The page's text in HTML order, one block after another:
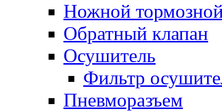
Ножной
Обратный клапан
Осушитель
Фильтр
Пневморазъем